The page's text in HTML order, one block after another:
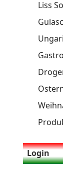
Liss
Login